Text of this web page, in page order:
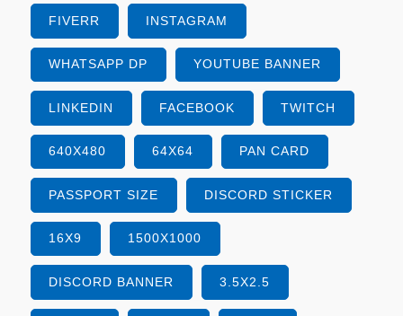
FIVERR INSTAGRAM
WHATSAPP DP YOUTUBE BANNER
LINKEDIN FACEBOOK TWITCH
640X480 64X64 PAN CARD
PASSPORT SIZE DISCORD STICKER
16X9 1500X1000
DISCORD BANNER 3.5X2.5